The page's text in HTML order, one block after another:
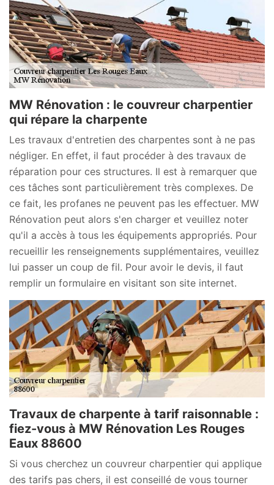
MW Rénovation : le couvreur charpentier
qui répare la charpente
Les travaux d'entretien des charpentes sont à ne pas
négliger. En effet, il faut procéder à des travaux de
réparation pour ces structures. Il est à remarquer que
ces tâches sont particulièrement très complexes. De
ce fait, les profanes ne peuvent pas les effectuer. MW
Rénovation peut alors s'en charger et veuillez noter
qu'il a accès à tous les équipements appropriés. Pour
recueillir les renseignements supplémentaires, veuillez
lui passer un coup de fil. Pour avoir le devis, il faut
remplir un formulaire en visitant son site internet.
Travaux de charpente à tarif raisonnable :
fiez-vous à MW Rénovation Les Rouges
Eaux 88600
Si vous cherchez un couvreur charpentier qui applique
des tarifs pas chers, il est conseillé de vous tourner